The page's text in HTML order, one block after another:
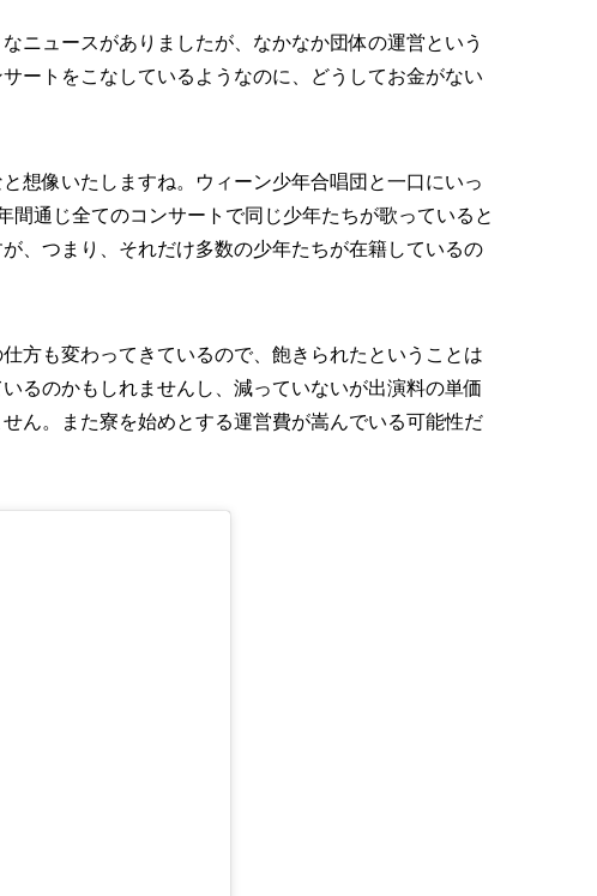
ニュースがありましたが、なかなか団体の運営という
ートをこなしているようなのに、どうしてお金がない
想像いたしますね。ウィーン少年合唱団と一口にいっ
通じ全てのコンサートで同じ少年たちが歌っていると
、つまり、それだけ多数の少年たちが在籍しているの
方も変わってきているので、飽きられたということは
るのかもしれませんし、減っていないが出演料の単価
ん。また寮を始めとする運営費が嵩んでいる可能性だ